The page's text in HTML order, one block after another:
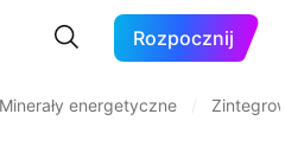
Rozpocznij
Minerały energetyczne